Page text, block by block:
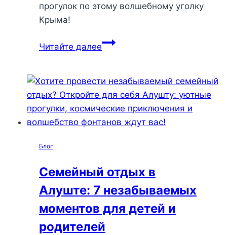
прогулок по этому волшебному уголку
Крыма!
Читайте далееРомантические
Алуште:
5
идей
для
под
крымским
небом
Блог
Семейный отдых в
Алуште: 7 незабываемых
моментов для детей и
родителей